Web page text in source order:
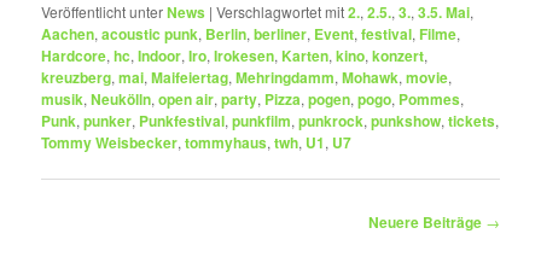
Veröffentlicht unterNews |Verschlagwortet mit2.,2.5.,3.,3.5. Mai,
Aachen,acoustic punk, Berlin,berliner, Event,festival, Filme,
Hardcore,hc,Indoor,Iro,Irokesen, Karten,kino,konzert,
kreuzberg,mai,Maifeiertag,Mehringdamm,Mohawk,movie,
musik,Neukölln,open air,party, Pizza,pogen,pogo, Pommes,
Punk,punker, Punkfestival,punkfilm,punkrock,punkshow,tickets,
Tommy Weisbecker,tommyhaus,twh, U1, U7
Neuere Beiträge →